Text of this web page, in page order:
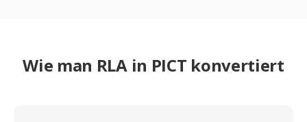
Wie man RLA in PICT konvertiert